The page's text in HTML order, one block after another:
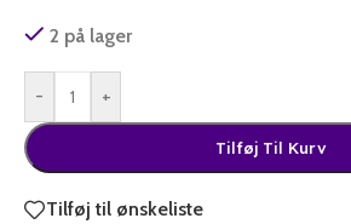
2 på lager
- +
Tilføj Til Kurv
Tilføj til ønskeliste